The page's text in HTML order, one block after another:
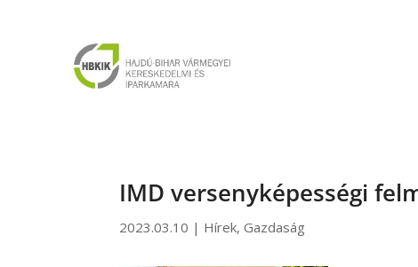
IMD versenyképességi
2023.03.10 | Hírek,Gazdaság